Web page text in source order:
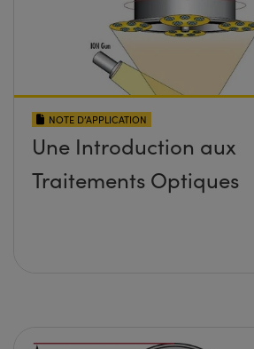
NOTE D’APPLICATION
Une Introduction aux
Traitements Optiques